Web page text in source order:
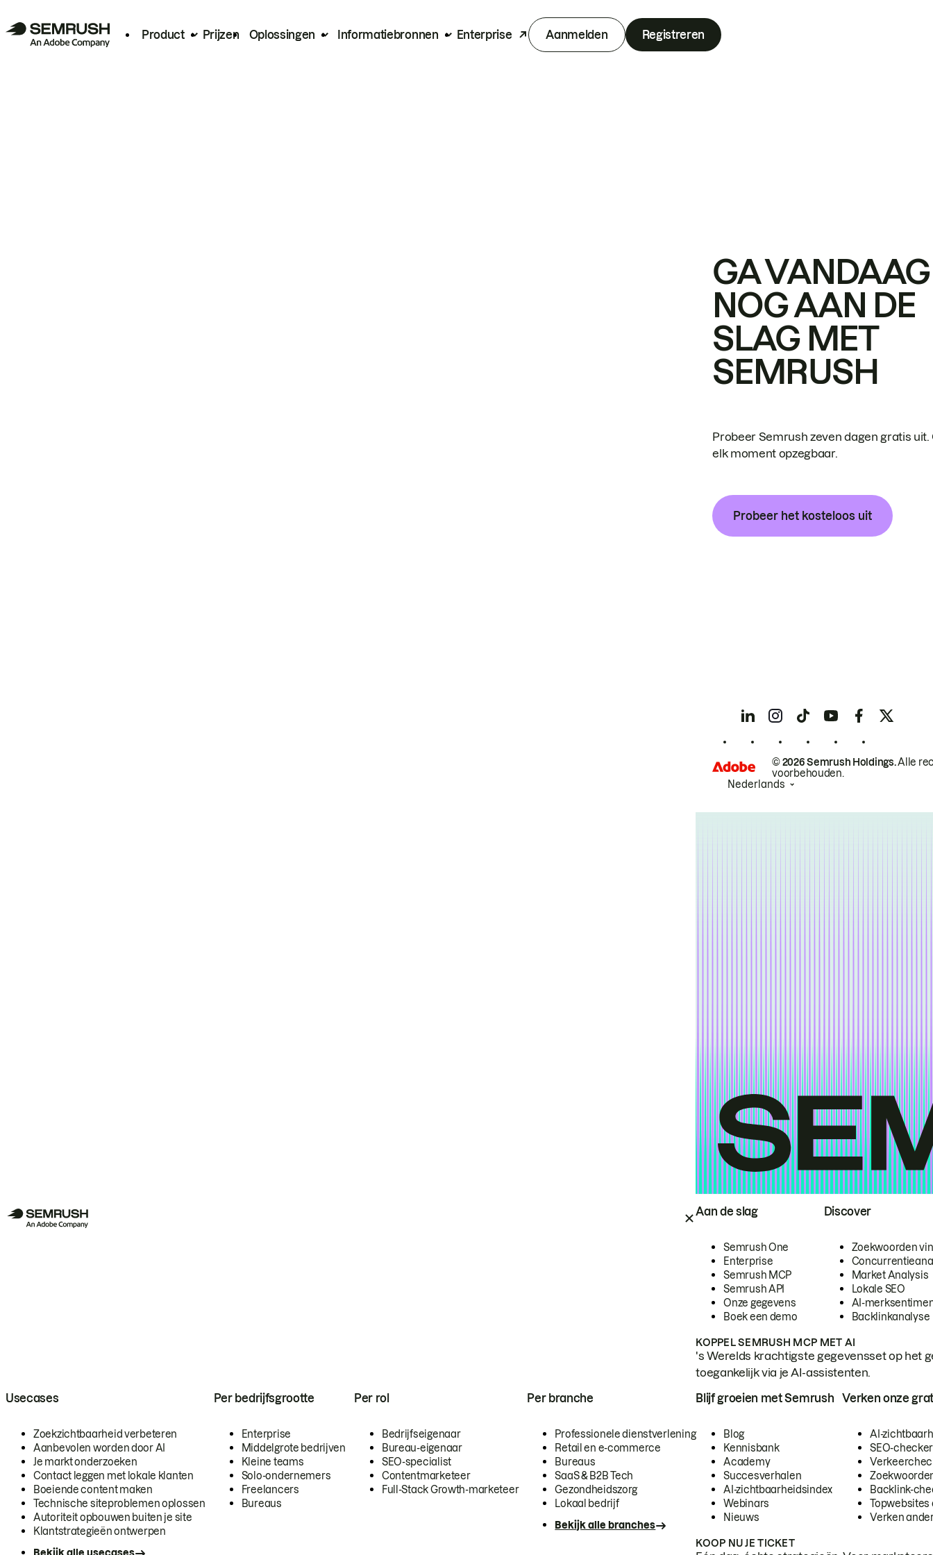
Product Prijzen Oplossingen Informatiebronnen Enterprise Aanmelden Registreren
Aan de slag
Semrush One
Enterprise
Semrush MCP
Semrush API
Onze gegevens
Boek een demo
Discover
Zoekwoorden
Market Analysis
Lokale SEO
AI-
Backlinkanalyse
KOPPEL SEMRUSH MCP MET AI
's Werelds krachtigste gegevensset op het
toegankelijk via je AI-assistenten.
Usecases
Zoekzichtbaarheid verbeteren
Aanbevolen worden door AI
Je markt onderzoeken
Contact leggen met lokale klanten
Boeiende content maken
Technische siteproblemen oplossen
Autoriteit opbouwen buiten je site
Klantstrategieën ontwerpen
Per bedrijfsgrootte
Enterprise
Middelgrote bedrijven
Kleine teams
Solo-ondernemers
Freelancers
Bureaus
Per rol
Bedrijfseigenaar
Bureau-eigenaar
SEO-specialist
Contentmarketeer
Full-Stack Growth-marketeer
Per branche
Professionele dienstverlening
Retail en e-commerce
Bureaus
SaaS & B2B Tech
Gezondheidszorg
Lokaal bedrijf
Bekijk alle branches
Blijf groeien met Semrush
Blog
Kennisbank
Academy
Succesverhalen
AI-zichtbaarheidsindex
Webinars
Nieuws
Verken onze
AI-
SEO-checker
Backlink-
Topwebsites
Verken
KOOP NU JE TICKET
GA VANDAAG
NOG AAN DE
SLAG MET
SEMRUSH
Probeer Semrush zeven dagen gratis uit.
elk moment opzegbaar.
Probeer het kosteloos uit
© 2026 Semrush Holdings.Alle
voorbehouden.
Nederlands